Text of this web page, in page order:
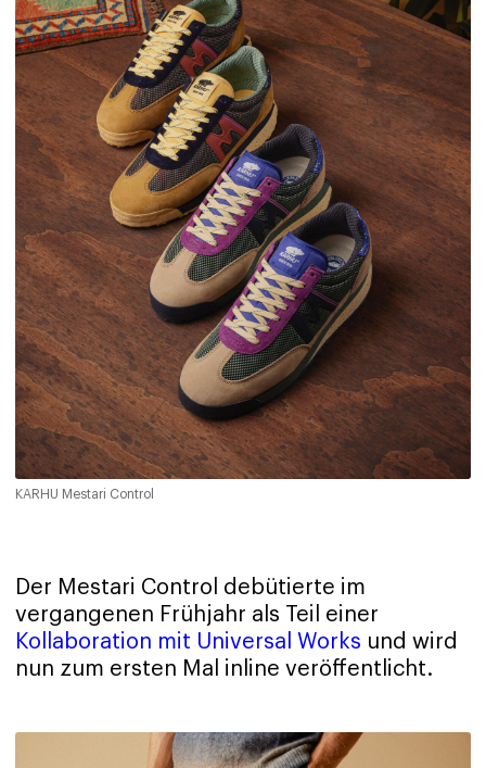
KARHU Mestari Control
Der Mestari Control debütierte im
vergangenen Frühjahr als Teil einer
Kollaboration mit Universal Works und wird
nun zum ersten Mal inline veröffentlicht.